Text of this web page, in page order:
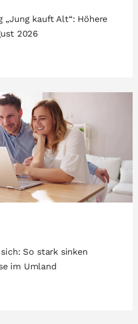
„Jung kauft Alt“: Höhere
2026
So stark sinken
im Umland